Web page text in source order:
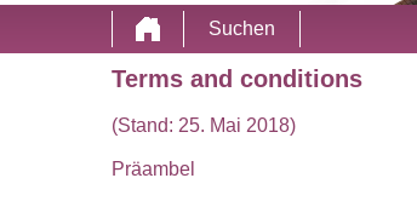
Suchen
Terms and conditions
(Stand: 25. Mai 2018)
Präambel